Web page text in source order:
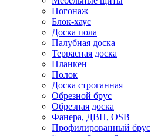
Погонаж
Блок-хаус
Доска пола
Палубная доска
Террасная доска
Планкен
Полок
Доска строганная
Обрезной брус
Обрезная доска
Фанера, ДВП, OSB
Профилированный брус